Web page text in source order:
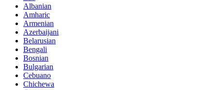
Albanian
Amharic
Armenian
Azerbaijani
Belarusian
Bengali
Bosnian
Bulgarian
Cebuano
Chichewa